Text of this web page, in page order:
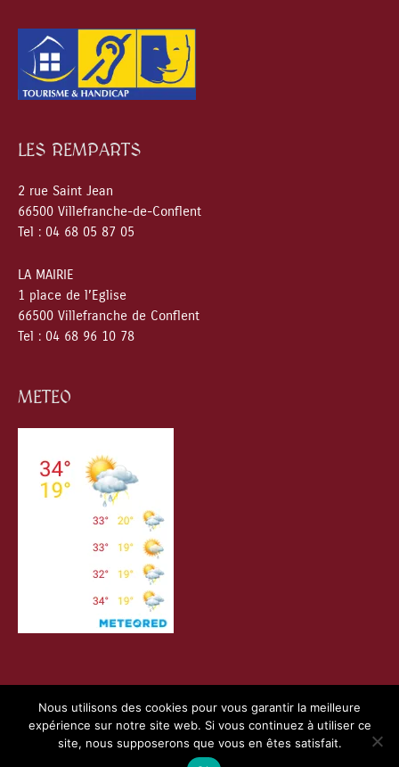
LES REMPARTS
2 rue Saint Jean
66500 Villefranche-de-Conflent
Tel : 04 68 05 87 05
LA MAIRIE
1 place de l’Eglise
66500 Villefranche de Conflent
Tel : 04 68 96 10 78
METEO
Copyright © 2026Villefranche de Conflent| Création
Mentions Légales
Nous utilisons des cookies pour vous garantir la meilleure
expérience sur notre site web. Si vous continuez à utiliser ce
site, nous supposerons que vous en êtes satisfait.